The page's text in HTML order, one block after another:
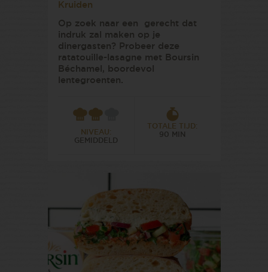
Kruiden
Op zoek naar een gerecht dat
indruk zal maken op je
dinergasten? Probeer deze
ratatouille-lasagne met Boursin
Béchamel, boordevol
lentegroenten.
NIVEAU:
GEMIDDELD
TOTALE TIJD:
90 MIN